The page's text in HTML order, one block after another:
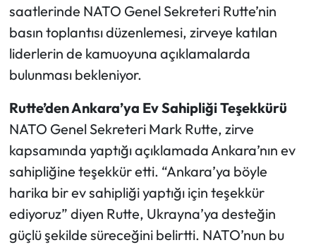
saatlerinde NATO Genel Sekreteri Rutte’nin
basın toplantısı düzenlemesi, zirveye katılan
liderlerin de kamuoyuna açıklamalarda
bulunması bekleniyor.
Rutte’den Ankara’ya Ev Sahipliği Teşekkürü
NATO Genel Sekreteri Mark Rutte, zirve
kapsamında yaptığı açıklamada Ankara’nın ev
sahipliğine teşekkür etti. “Ankara’ya böyle
harika bir ev sahipliği yaptığı için teşekkür
ediyoruz” diyen Rutte, Ukrayna’ya desteğin
güçlü şekilde süreceğini belirtti. NATO’nun bu